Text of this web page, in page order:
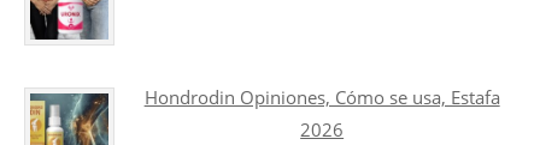
Hondrodin Opiniones, Cómo se usa, Estafa
2026